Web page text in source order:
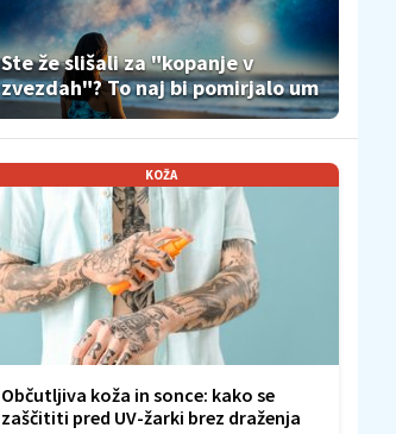
Ste že slišali za "kopanje v
zvezdah"? To naj bi pomirjalo um
KOŽA
Občutljiva koža in sonce: kako se
zaščititi pred UV-žarki brez draženja